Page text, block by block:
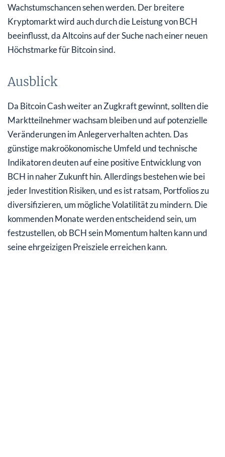
Wachstumschancen sehen werden. Der breitere
Kryptomarkt wird auch durch die Leistung von BCH
beeinflusst, da Altcoins auf der Suche nach einer neuen
Höchstmarke für Bitcoin sind.
Ausblick
Da Bitcoin Cash weiter an Zugkraft gewinnt, sollten die
Marktteilnehmer wachsam bleiben und auf potenzielle
Veränderungen im Anlegerverhalten achten. Das
günstige makroökonomische Umfeld und technische
Indikatoren deuten auf eine positive Entwicklung von
BCH in naher Zukunft hin. Allerdings bestehen wie bei
jeder Investition Risiken, und es ist ratsam, Portfolios zu
diversifizieren, um mögliche Volatilität zu mindern. Die
kommenden Monate werden entscheidend sein, um
festzustellen, ob BCH sein Momentum halten kann und
seine ehrgeizigen Preisziele erreichen kann.